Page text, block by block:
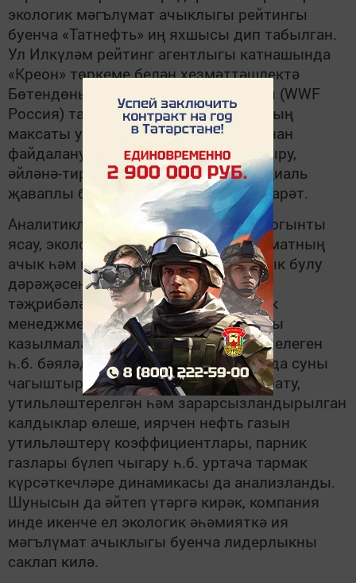
экологик мәгълүмат ачыклыгы рейтингы
буенча «Татнефть» иң яхшысы дип табылган.
Ул Илкүләм рейтинг агентлыгы катнашында
«Креон» төркеме белән хезмәттәшлектә
Бөтендөнья кыргый табигать фонды (WWF
Россия) тарафыннан формалаша. Аның
максаты углеводород ресурсларыннан
файдалануның нәтиҗәлелеген арттыру,
әйләнә-тирә мохитне саклау һәм социаль
җаваплы бизнес алып барудан гыйбарәт.
Аналитиклар әйләнә-тирә мохиткә йогынты
ясау, экологик әһәмияткә ия мәгълүматның
ачык һәм һәркем файдалана алырлык булу
дәрәҗәсен, иң яхшы дөньякүләм
тәҗрибәләрне исәпкә алып, экологик
менеджментның сыйфатын, файдалы
казылмаларны куллануның нәтиҗәлелеген
һ.б. бәяләде. Шулай ук, алар арасында суны
чагыштырмача куллану, җирне пычрату,
утильләштерелгән һәм зарарсызландырылган
калдыклар өлеше, иярчен нефть газын
утильләштерү коэффициентлары, парник
газлары бүлеп чыгару һ.б. уртача тармак
күрсәткечләре динамикасы да анализланды.
Шунысын да әйтеп үтәргә кирәк, компания
инде икенче ел экологик әһәмияткә ия
мәгълүмат ачыклыгы буенча лидерлыкны
саклап килә.